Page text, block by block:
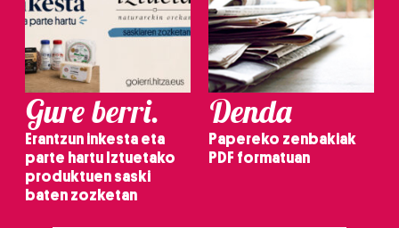
Gure berri.
Erantzun inkesta eta
parte hartu Iztuetako
produktuen saski
baten zozketan
Denda
Papereko zenbakiak
PDF formatuan